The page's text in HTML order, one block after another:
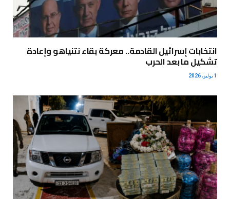
انتخابات إسرائيل القادمة.. معركة بقاء نتنياهو وإعادة
تشكيل ما بعد الحرب
1 يوليو، 2026